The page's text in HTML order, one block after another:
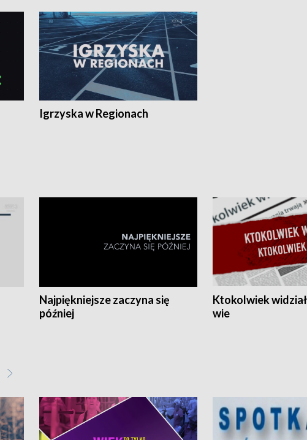
Igrzyska w Regionach
Najpiękniejsze zaczyna się
później
Ktokolwiek
wie